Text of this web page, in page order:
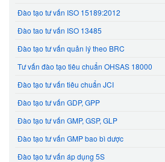
Đào tạo tư vấn ISO 15189:2012
Đào tao tư vấn ISO 13485
Đào tạo tư vấn quản lý theo BRC
Tư vấn đào tạo tiêu chuẩn OHSAS 18000
Đào tạo tư vấn tiêu chuẩn JCI
Đào tạo tư vấn GDP, GPP
Đào tạo tư vấn GMP, GSP, GLP
Đào tạo tư vấn GMP bao bì dược
Đào tạo tư vấn áp dụng 5S